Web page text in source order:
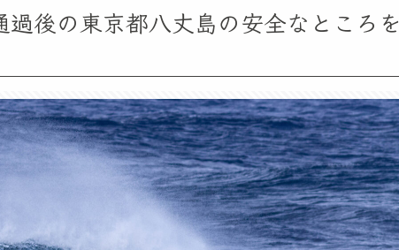
後の東京都八丈島の安全なところを